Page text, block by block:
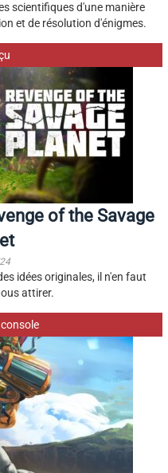
scientifiques d'une manière
et de résolution d'énigmes.
of the Savage
idées originales, il n'en faut
attirer.